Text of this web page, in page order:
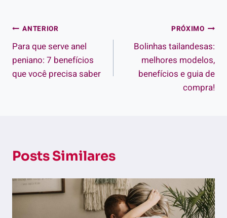
Navegação
de
Post
ANTERIOR
Para que serve anel
peniano: 7 benefícios
que você precisa saber
PRÓXIMO
Bolinhas tailandesas:
melhores modelos,
benefícios e guia de
compra!
Posts Similares